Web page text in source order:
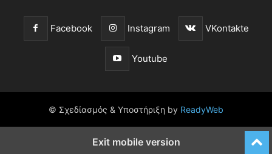
Facebook Instagram VKontakte
Youtube
© Σχεδίασμός & Υποστήριξη by ReadyWeb
Exit mobile version